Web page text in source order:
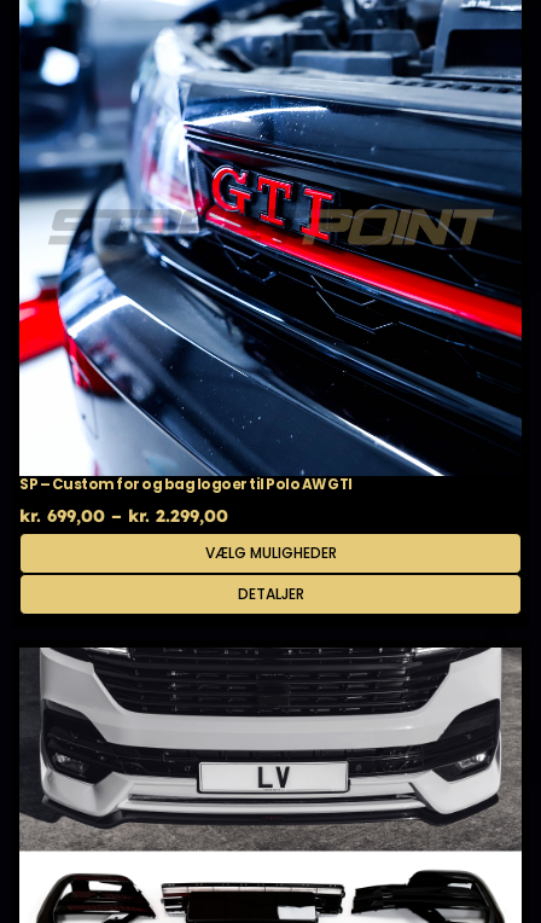
kan
vælges
på
varesiden
SP – Custom for og bag logoer til Polo AW GTI
kr. 699,00 – kr. 2.299,00Prisinterval:
kr. 699,00
til
kr. 2.299,00
VÆLG MULIGHEDER
Dette
vare
flere
Mulighederne
vælges
på
varesiden
DETALJER